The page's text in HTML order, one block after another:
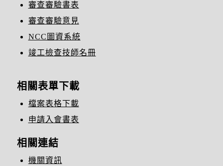
審查審驗書表
審查審驗意見
NCC圖資系統
竣工檢查技師名冊
相關表單下載
檔案表格下載
申請入會書表
相關連結
機關資訊